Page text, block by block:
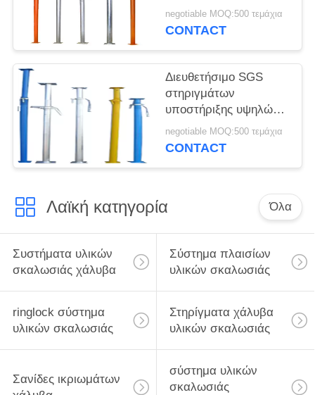
κατασκευής χτίζοντας
το προσαρμοσμένο
negotiable MOQ:500 τεμάχια
CONTACT
Διευθετήσιμο SGS
στηριγμάτων
υποστήριξης υψηλών
Strengh υλικών
σκαλωσιάς
negotiable MOQ:500 τεμάχια
CONTACT
Λαϊκή κατηγορία Όλα
Συστήματα υλικών
σκαλωσιάς χάλυβα
Σύστημα πλαισίων
υλικών σκαλωσιάς
ringlock σύστημα
υλικών σκαλωσιάς
Στηρίγματα χάλυβα
υλικών σκαλωσιάς
Σανίδες ικριωμάτων
σύστημα υλικών
σκαλωσιάς